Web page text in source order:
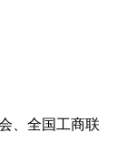
、全国工商联